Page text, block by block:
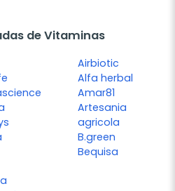
de Vitaminas
Airbiotic
Alfa herbal
Amar81
Artesania
agricola
B.green
Bequisa